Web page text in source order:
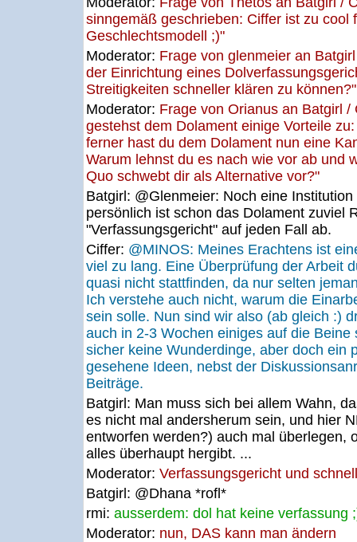
sinngemäß geschrieben: Ciffer ist zu cool
Geschlechtsmodell ;)"
Moderator: Frage von glenmeier an
der Einrichtung eines
Streitigkeiten schneller klären zu können?"
Moderator: Frage von Orianus an Batgirl
gestehst dem Dolament einige Vorteile
ferner hast du dem Dolament nun eine
Warum lehnst du es nach wie vor ab und
Quo schwebt dir als Alternative vor?"
Batgirl: @Glenmeier: Noch eine
persönlich ist schon das Dolament zuviel
"Verfassungsgericht" auf jeden Fall ab.
Ciffer: @MINOS: Meines Erachtens ist
viel zu lang. Eine Überprüfung der Arbeit
quasi nicht stattfinden, da nur selten
Ich verstehe auch nicht, warum die
sein solle. Nun sind wir also (ab gleich :)
auch in 2-3 Wochen einiges auf die Beine
sicher keine Wunderdinge, aber doch ein
gesehene Ideen, nebst der
Beiträge.
Batgirl: Man muss sich bei allem Wahn,
es nicht mal andersherum sein, und hier
entworfen werden?) auch mal überlegen,
alles überhaupt hergibt. ...
Moderator: Verfassungsgericht und
Batgirl: @Dhana *rofl*
rmi: ausserdem: dol hat keine verfassung
Moderator: nun, DAS kann man ändern